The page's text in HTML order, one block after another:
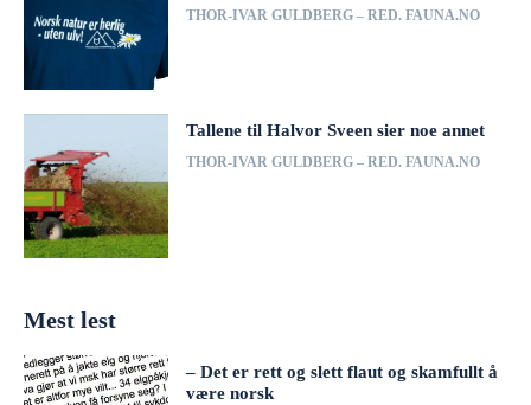
THOR-IVAR GULDBERG – RED. FAUNA.NO
Tallene til Halvor Sveen sier noe annet
THOR-IVAR GULDBERG – RED. FAUNA.NO
Mest lest
– Det er rett og slett flaut og skamfullt å
være norsk